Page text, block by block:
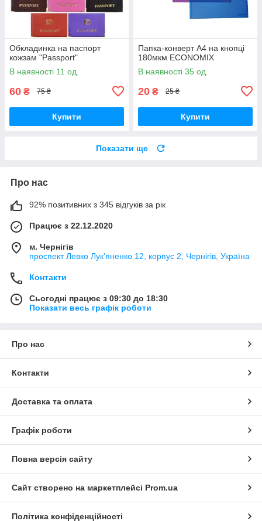
Обкладинка на паспорт
кожзам "Passport"
В наявності 11 од.
60 ₴ 75 ₴
Купити
Папка-конверт А4 на кнопці
180мкм ECONOMIX
В наявності 35 од.
20 ₴ 25 ₴
Купити
Показати ще
Про нас
92% позитивних з 345 відгуків за рік
Працює з 22.12.2020
м. Чернігів
проспект Левко Лук'яненко 12, корпус 2, Чернігів, Україна
Контакти
Сьогодні працює з 09:30 до 18:30
Показати весь графік роботи
Про нас
Контакти
Доставка та оплата
Графік роботи
Повна версія сайту
Сайт створено на маркетплейсі Prom.ua
Політика конфіденційності